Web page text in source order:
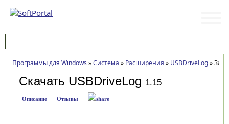
Программы для Windows »Система » Расширения » USBDriveLog»
Скачать USBDriveLog 1.15
Описание Отзывы